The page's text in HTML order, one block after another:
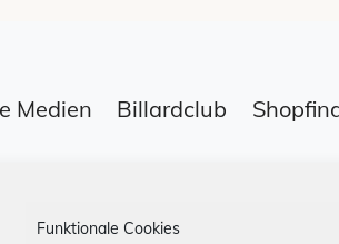
Funktionale Cookies
Medien Billardclub